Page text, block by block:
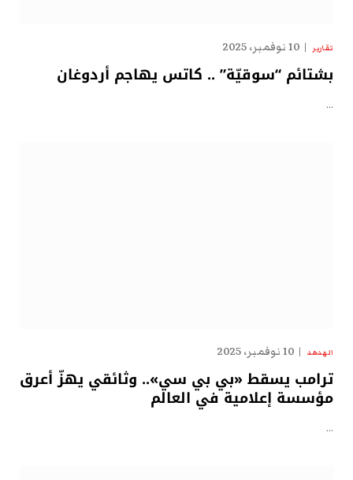
تقارير 10 نوفمبر، 2025
بشتائم “سوقيّة” .. كاتس يهاجم أردوغان
…
الهدهد 10 نوفمبر، 2025
ترامب يسقط «بي بي سي».. وثائقي يهزّ أعرق
مؤسسة إعلامية في العالم
…